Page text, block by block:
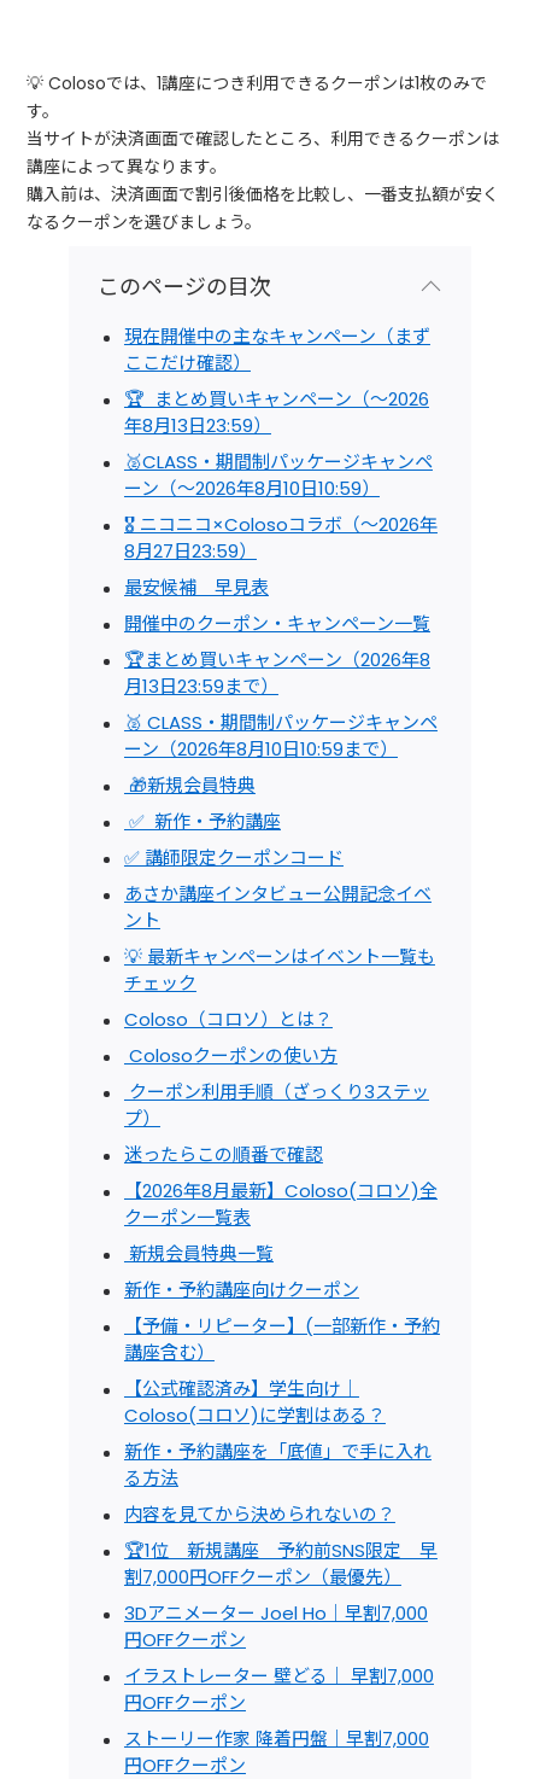
💡 Colosoでは、1講座につき利用できるクーポンは1枚のみで
す。
当サイトが決済画面で確認したところ、利用できるクーポンは
講座によって異なります。
購入前は、決済画面で割引後価格を比較し、一番支払額が安く
なるクーポンを選びましょう。
このページの目次
現在開催中の主なキャンペーン（まず
ここだけ確認）
🏆 まとめ買いキャンペーン（～2026
年8月13日23:59）
🥈CLASS・期間制パッケージキャンペ
ーン（～2026年8月10日10:59）
🎖 ニコニコ×Colosoコラボ（～2026年
8月27日23:59）
最安候補 早見表
開催中のクーポン・キャンペーン一覧
🏆まとめ買いキャンペーン（2026年8
月13日23:59まで）
🥈 CLASS・期間制パッケージキャンペ
ーン（2026年8月10日10:59まで）
🎁新規会員特典
✅ 新作・予約講座
✅ 講師限定クーポンコード
あさか講座インタビュー公開記念イベ
ント
💡 最新キャンペーンはイベント一覧も
チェック
Coloso（コロソ）とは？
Colosoクーポンの使い方
クーポン利用手順（ざっくり3ステッ
プ）
迷ったらこの順番で確認
【2026年8月最新】Coloso(コロソ)全
クーポン一覧表
新規会員特典一覧
新作・予約講座向けクーポン
【予備・リピーター】(一部新作・予約
講座含む）
【公式確認済み】学生向け｜
Coloso(コロソ)に学割はある？
新作・予約講座を「底値」で手に入れ
る方法
内容を見てから決められないの？
🏆1位 新規講座 予約前SNS限定 早
割7,000円OFFクーポン（最優先）
3Dアニメーター Joel Ho｜早割7,000
円OFFクーポン
イラストレーター 壁どる｜ 早割7,000
円OFFクーポン
ストーリー作家 降着円盤｜早割7,000
円OFFクーポン